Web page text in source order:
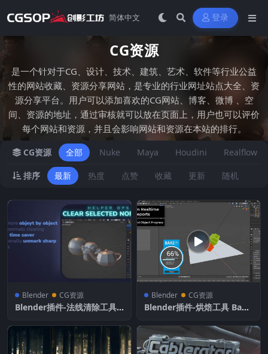
登录
CG资源
是一个针对于CG、设计、技术、建筑、艺术、软件等行业公益
性的网站收藏、资源分享网站，是专业的行业网址站点大全、资
源分享平台。用户可以添加喜欢的CG网站、博客、微博 、空
间、资源的地址，通过审核就可以放在页面上，用户也可以评价
每个网站和资源，并且会影响网站和资源在本站的排行。
CG资源 全部 Nuke Maya Houdini Realflow
排序 最新 热度 点赞 收藏 更新 随机
Blender CG资源
Blender插件-法线清除工具
All Selected Custom Split
Normals
Blender CG资源
Blender插件-烘焙工具 Bake